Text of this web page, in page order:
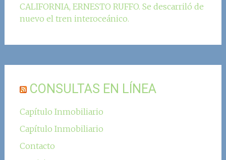
CALIFORNIA, ERNESTO RUFFO. Se descarriló de
nuevo el tren interoceánico.
CONSULTAS EN LÍNEA
Capítulo Inmobiliario
Capítulo Inmobiliario
Contacto